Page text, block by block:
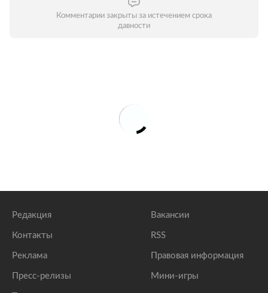
Комментарии закрыты за истечением срока
давности
Редакция
Контакты
Реклама
Пресс-релизы
Вакансии
RSS
Правовая информация
Мини-игры